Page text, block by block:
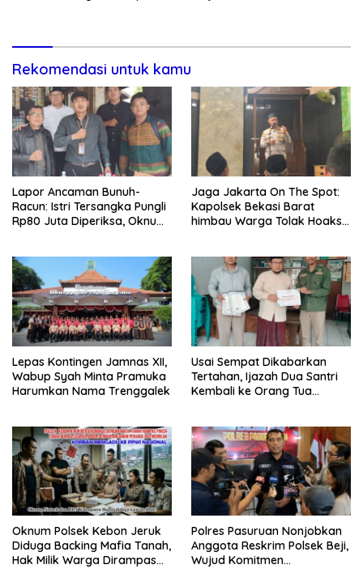
Rekomendasi untuk kamu
Lapor Ancaman Bunuh-
Racun: Istri Tersangka Pungli
Rp80 Juta Diperiksa, Oknum
Jaga Jakarta On The Spot:
Kapolsek Bekasi Barat
himbau Warga Tolak Hoaks
Lepas Kontingen Jamnas XII,
Wabup Syah Minta Pramuka
Harumkan Nama Trenggalek
Usai Sempat Dikabarkan
Tertahan, Ijazah Dua Santri
Kembali ke Orang Tua
Oknum Polsek Kebon Jeruk
Diduga Backing Mafia Tanah,
Hak Milik Warga Dirampas
Polres Pasuruan Nonjobkan
Anggota Reskrim Polsek Beji,
Wujud Komitmen